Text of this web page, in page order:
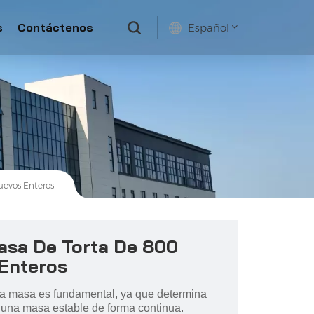
Contáctenos Español
русский
español
Enteros
De Torta De 800
masa es fundamental, ya que determina
masa estable de forma continua.